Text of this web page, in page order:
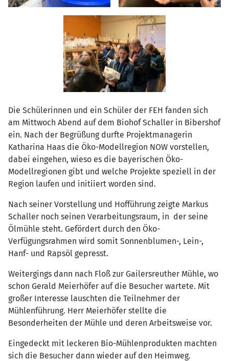
Die Schülerinnen und ein Schüler der FEH fanden sich
am Mittwoch Abend auf dem Biohof Schaller in Bibershof
ein. Nach der Begrüßung durfte Projektmanagerin
Katharina Haas die Öko-Modellregion NOW vorstellen,
dabei eingehen, wieso es die bayerischen Öko-
Modellregionen gibt und welche Projekte speziell in der
Region laufen und initiiert worden sind.
Nach seiner Vorstellung und Hofführung zeigte Markus
Schaller noch seinen Verarbeitungsraum, in der seine
Ölmühle steht. Gefördert durch den Öko-
Verfügungsrahmen wird somit Sonnenblumen-, Lein-,
Hanf- und Rapsöl gepresst.
Weitergings dann nach Floß zur Gailersreuther Mühle, wo
schon Gerald Meierhöfer auf die Besucher wartete. Mit
großer Interesse lauschten die Teilnehmer der
Mühlenführung. Herr Meierhöfer stellte die
Besonderheiten der Mühle und deren Arbeitsweise vor.
Eingedeckt mit leckeren Bio-Mühlenprodukten machten
sich die Besucher dann wieder auf den Heimweg.